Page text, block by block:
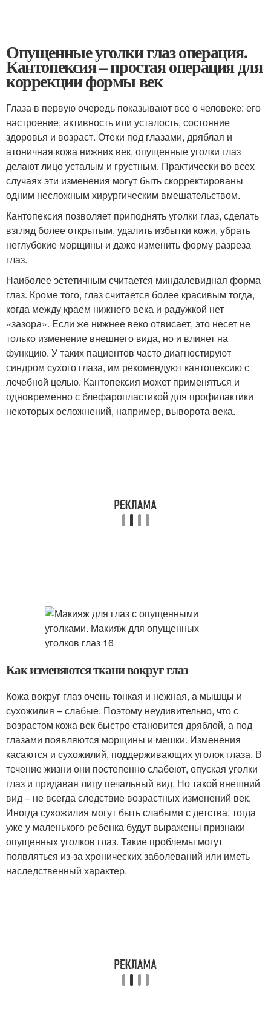
Опущенные уголки глаз операция.
Кантопексия – простая операция для
коррекции формы век
Глаза в первую очередь показывают все о человеке: его
настроение, активность или усталость, состояние
здоровья и возраст. Отеки под глазами, дряблая и
атоничная кожа нижних век, опущенные уголки глаз
делают лицо усталым и грустным. Практически во всех
случаях эти изменения могут быть скорректированы
одним несложным хирургическим вмешательством.
Кантопексия позволяет приподнять уголки глаз, сделать
взгляд более открытым, удалить избытки кожи, убрать
неглубокие морщины и даже изменить форму разреза
глаз.
Наиболее эстетичным считается миндалевидная форма
глаз. Кроме того, глаз считается более красивым тогда,
когда между краем нижнего века и радужкой нет
«зазора». Если же нижнее веко отвисает, это несет не
только изменение внешнего вида, но и влияет на
функцию. У таких пациентов часто диагностируют
синдром сухого глаза, им рекомендуют кантопексию с
лечебной целью. Кантопексия может применяться и
одновременно с блефаропластикой для профилактики
некоторых осложнений, например, выворота века.
Как изменяются ткани вокруг глаз
Кожа вокруг глаз очень тонкая и нежная, а мышцы и
сухожилия – слабые. Поэтому неудивительно, что с
возрастом кожа век быстро становится дряблой, а под
глазами появляются морщины и мешки. Изменения
касаются и сухожилий, поддерживающих уголок глаза. В
течение жизни они постепенно слабеют, опуская уголки
глаз и придавая лицу печальный вид. Но такой внешний
вид – не всегда следствие возрастных изменений век.
Иногда сухожилия могут быть слабыми с детства, тогда
уже у маленького ребенка будут выражены признаки
опущенных уголков глаз. Такие проблемы могут
появляться из-за хронических заболеваний или иметь
наследственный характер.